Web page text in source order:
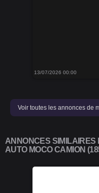
13/07/2026 00:00
Voir toutes les annonces de
ANNONCES
AUTO MOCO CAMION